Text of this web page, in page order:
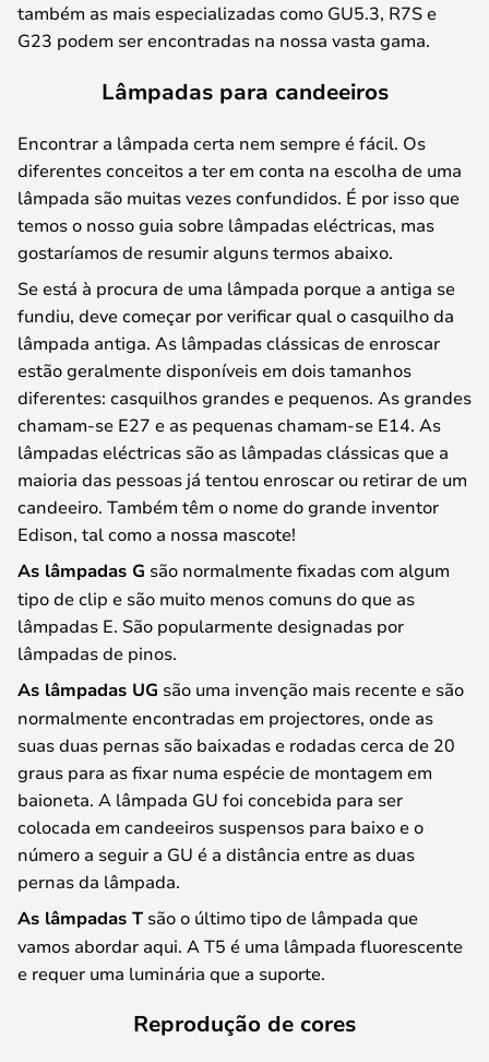
também as mais especializadas como GU5.3, R7S e
G23 podem ser encontradas na nossa vasta gama.
Lâmpadas para candeeiros
Encontrar a lâmpada certa nem sempre é fácil. Os
diferentes conceitos a ter em conta na escolha de uma
lâmpada são muitas vezes confundidos. É por isso que
temos o nosso guia sobre lâmpadas eléctricas, mas
gostaríamos de resumir alguns termos abaixo.
Se está à procura de uma lâmpada porque a antiga se
fundiu, deve começar por verificar qual o casquilho da
lâmpada antiga. As lâmpadas clássicas de enroscar
estão geralmente disponíveis em dois tamanhos
diferentes: casquilhos grandes e pequenos. As grandes
chamam-se E27 e as pequenas chamam-se E14. As
lâmpadas eléctricas são as lâmpadas clássicas que a
maioria das pessoas já tentou enroscar ou retirar de um
candeeiro. Também têm o nome do grande inventor
Edison, tal como a nossa mascote!
As lâmpadas G são normalmente fixadas com algum
tipo de clip e são muito menos comuns do que as
lâmpadas E. São popularmente designadas por
lâmpadas de pinos.
As lâmpadas UG são uma invenção mais recente e são
normalmente encontradas em projectores, onde as
suas duas pernas são baixadas e rodadas cerca de 20
graus para as fixar numa espécie de montagem em
baioneta. A lâmpada GU foi concebida para ser
colocada em candeeiros suspensos para baixo e o
número a seguir a GU é a distância entre as duas
pernas da lâmpada.
As lâmpadas T são o último tipo de lâmpada que
vamos abordar aqui. A T5 é uma lâmpada fluorescente
e requer uma luminária que a suporte.
Reprodução de cores